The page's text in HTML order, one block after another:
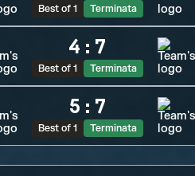
Best of 1 Terminata
4 : 7
Best of 1 Terminata
5 : 7
Best of 1 Terminata